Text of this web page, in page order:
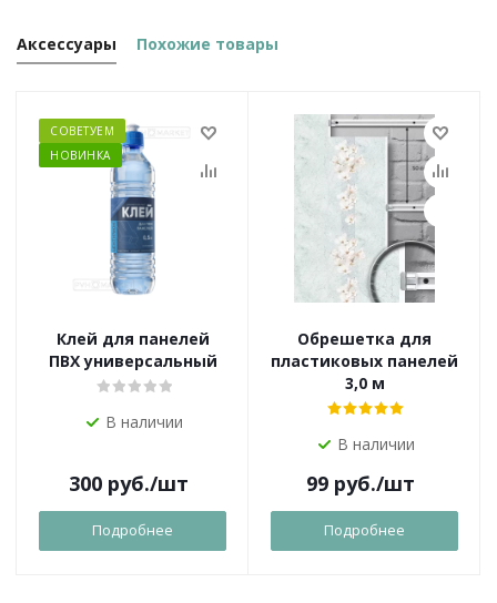
Аксессуары Похожие товары
СОВЕТУЕМ
НОВИНКА
Клей для панелей
ПВХ универсальный
В наличии
300 руб./шт
Подробнее
Обрешетка для
пластиковых панелей
3,0 м
В наличии
99 руб./шт
Подробнее